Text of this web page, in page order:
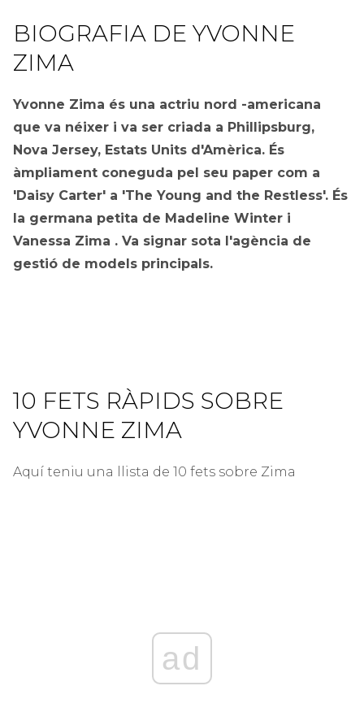
BIOGRAFIA DE YVONNE
ZIMA
Yvonne Zima és una actriu nord -americana
que va néixer i va ser criada a Phillipsburg,
Nova Jersey, Estats Units d'Amèrica. És
àmpliament coneguda pel seu paper com a
'Daisy Carter' a 'The Young and the Restless'. És
la germana petita de Madeline Winter i
Vanessa Zima . Va signar sota l'agència de
gestió de models principals.
10 FETS RÀPIDS SOBRE
YVONNE ZIMA
Aquí teniu una llista de 10 fets sobre Zima
ad